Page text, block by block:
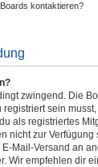
kontaktieren?
zwingend. Die
sein
als registriertes
nicht zur Verfügung
Mail-Versand an
Wir empfehlen dir